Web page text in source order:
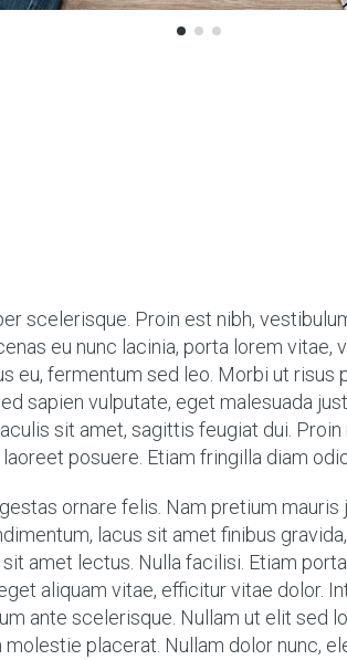
scelerisque. Proin est nibh,
eu nunc lacinia, porta lorem vitae,
eu, fermentum sed leo. Morbi ut risus
sapien vulputate, eget malesuada
sit amet, sagittis feugiat dui. Proin
posuere. Etiam fringilla diam
ornare felis. Nam pretium mauris
lacus sit amet finibus
amet lectus. Nulla facilisi. Etiam
aliquam vitae, efficitur vitae dolor.
ante scelerisque. Nullam ut elit sed
placerat. Nullam dolor nunc,